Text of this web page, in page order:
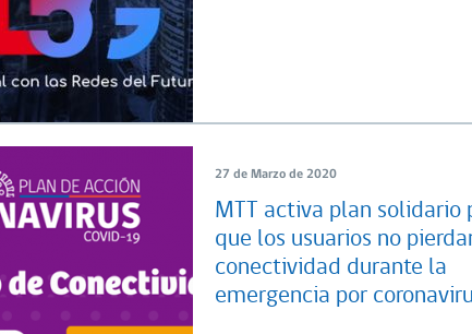
27 de Marzo de 2020
MTT activa plan solidario
que los usuarios no
conectividad durante la
emergencia por